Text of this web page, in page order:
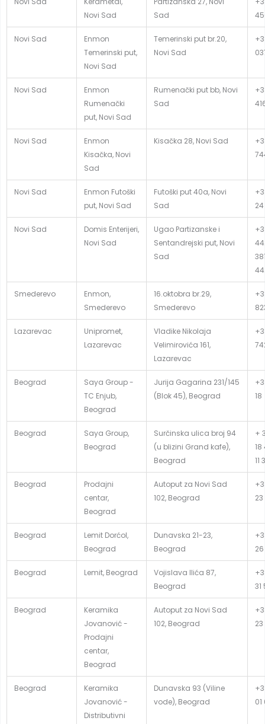
Novi Sad
Sad
Novi Sad
Enmon
Temerinski put,
Novi Sad
Temerinski put br.20,
Novi Sad
Novi Sad
Enmon
Rumenački
put, Novi Sad
Rumenački put bb, Novi
Sad
Novi Sad
Enmon
Kisačka, Novi
Sad
Kisačka 28, Novi Sad
Novi Sad
Enmon Futoški
put, Novi Sad
Futoški put 40a, Novi
Sad
24
Novi Sad
Domis Enterijeri,
Novi Sad
Ugao Partizanske i
Sentandrejski put, Novi
Sad
Smederevo
Enmon,
Smederevo
16.oktobra br.29,
Smederevo
Lazarevac
Unipromet,
Lazarevac
Vladike Nikolaja
Velimirovića 161,
Lazarevac
Beograd
Saya Group -
TC Enjub,
Beograd
Jurija Gagarina 231/145
(Blok 45), Beograd
18
Beograd
Saya Group,
Beograd
Surčinska ulica broj 94
(u blizini Grand kafe),
Beograd
+
18
11
Beograd
Prodajni
centar,
Beograd
Autoput za Novi Sad
102, Beograd
23
Beograd
Lemit Dorćol,
Beograd
Dunavska 21-23,
Beograd
Beograd Lemit, Beograd
Vojislava Ilića 87,
Beograd
31
Beograd
Keramika
Jovanović -
Prodajni
centar,
Beograd
Autoput za Novi Sad
102, Beograd
23
Beograd
Keramika
Jovanović -
Distributivni
Dunavska 93 (Viline
vode), Beograd
01